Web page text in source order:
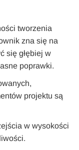
tworzenia
zna się na
się głębiej w
poprawki.
projektu są
w wysokości